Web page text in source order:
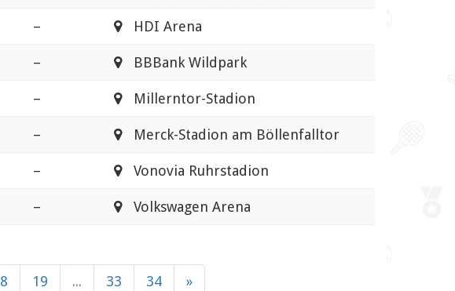
– HDI Arena
– BBBank Wildpark
– Millerntor-Stadion
– Merck-Stadion am Böllenfalltor
– Vonovia Ruhrstadion
– Volkswagen Arena
19 ... 33 34 »